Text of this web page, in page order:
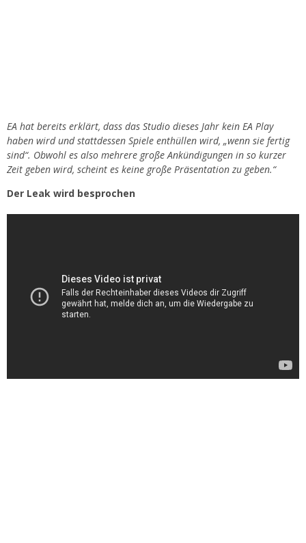
EA hat bereits erklärt, dass das Studio dieses Jahr kein EA Play
haben wird und stattdessen Spiele enthüllen wird, „wenn sie fertig
sind“. Obwohl es also mehrere große Ankündigungen in so kurzer
Zeit geben wird, scheint es keine große Präsentation zu geben.“
Der Leak wird besprochen